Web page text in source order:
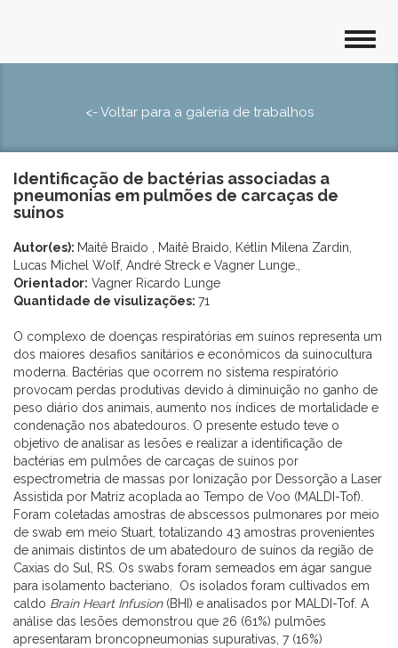
<- Voltar para a galeria de trabalhos
Identificação de bactérias associadas a
pneumonias em pulmões de carcaças de
suínos
Autor(es): Maitê Braido , Maitê Braido, Kétlin Milena Zardin,
Lucas Michel Wolf, André Streck e Vagner Lunge.,
Orientador: Vagner Ricardo Lunge
Quantidade de visulizações: 71
O complexo de doenças respiratórias em suínos representa um
dos maiores desafios sanitários e econômicos da suinocultura
moderna. Bactérias que ocorrem no sistema respiratório
provocam perdas produtivas devido à diminuição no ganho de
peso diário dos animais, aumento nos índices de mortalidade e
condenação nos abatedouros. O presente estudo teve o
objetivo de analisar as lesões e realizar a identificação de
bactérias em pulmões de carcaças de suínos por
espectrometria de massas por Ionização por Dessorção a Laser
Assistida por Matriz acoplada ao Tempo de Voo (MALDI-Tof).
Foram coletadas amostras de abscessos pulmonares por meio
de swab em meio Stuart, totalizando 43 amostras provenientes
de animais distintos de um abatedouro de suínos da região de
Caxias do Sul, RS. Os swabs foram semeados em ágar sangue
para isolamento bacteriano. Os isolados foram cultivados em
caldo Brain Heart Infusion(BHI) e analisados por MALDI-Tof. A
análise das lesões demonstrou que 26 (61%) pulmões
apresentaram broncopneumonias supurativas, 7 (16%)